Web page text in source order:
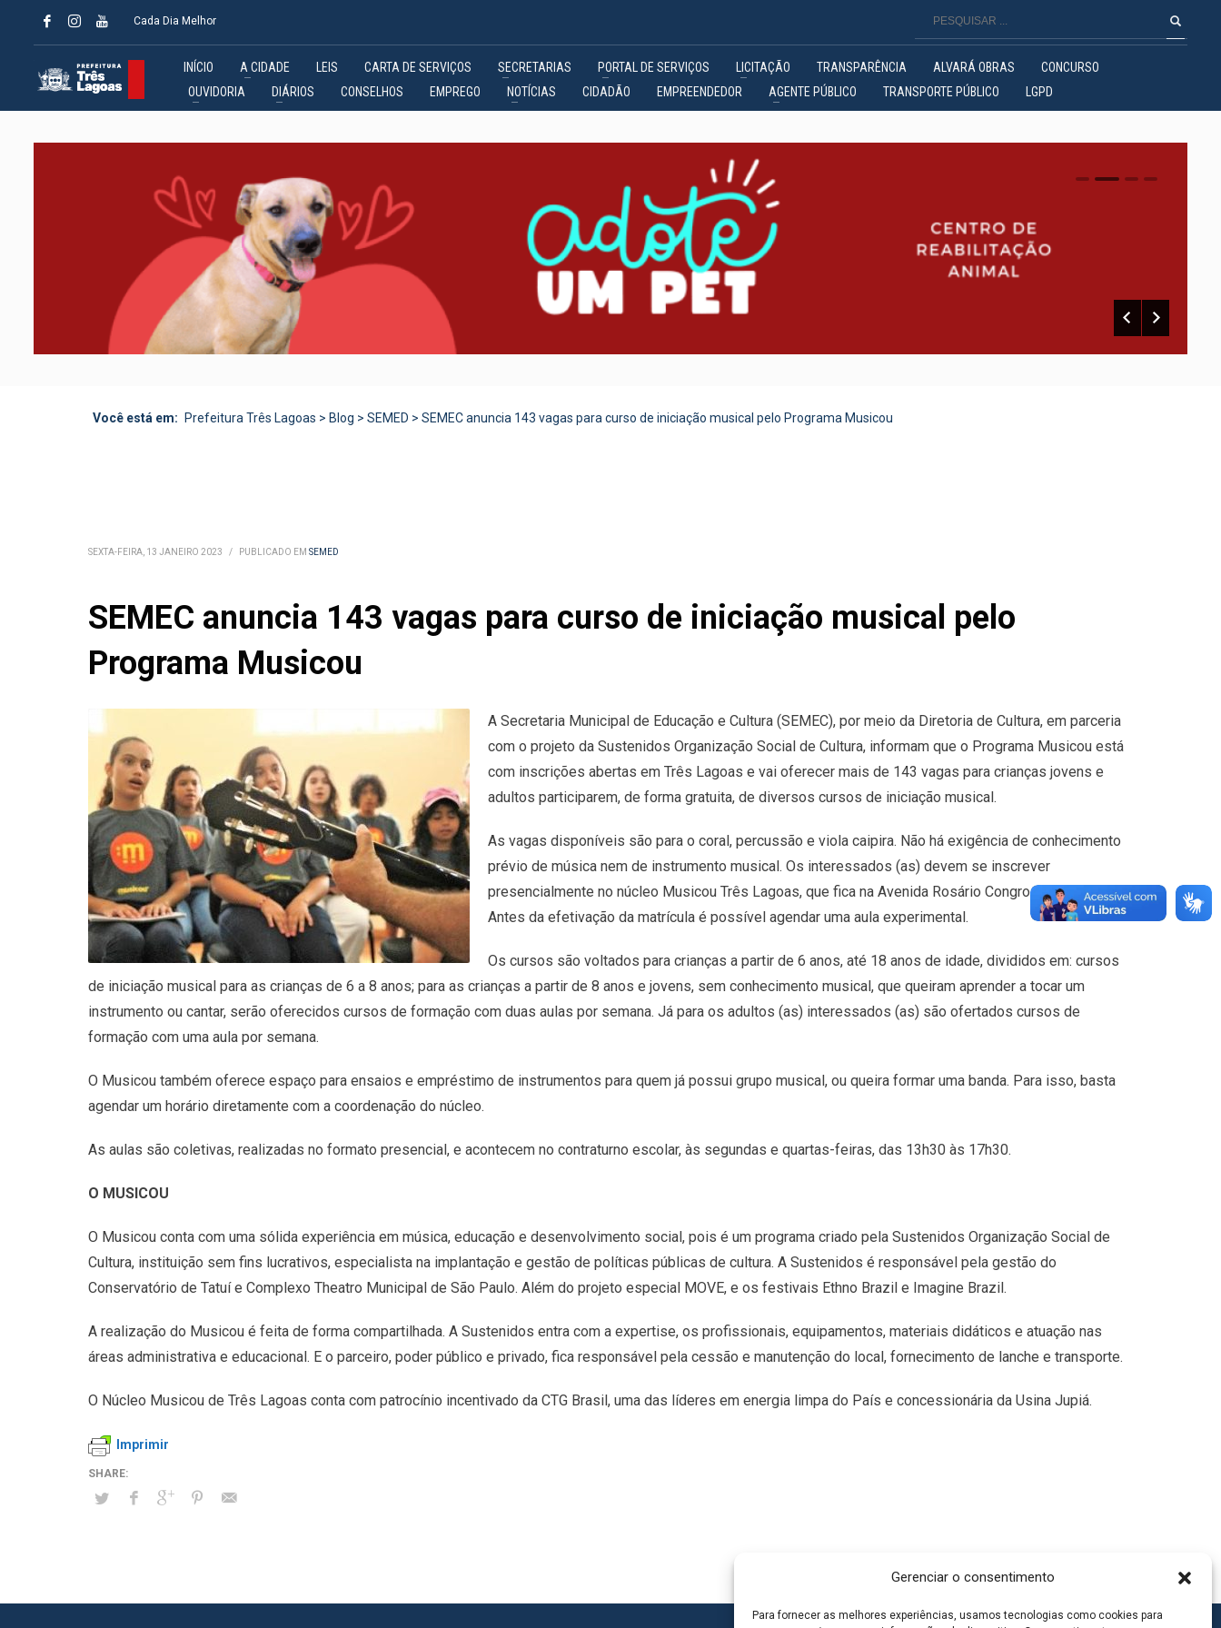
Gerenciar o consentimento
Para fornecer as melhores experiências, usamos tecnologias como cookies para
Cada Dia Melhor
INÍCIO A CIDADE LEIS CARTA DE SERVIÇOS SECRETARIAS PORTAL DE SERVIÇOS LICITAÇÃO TRANSPARÊNCIA ALVARÁ OBRAS
CONCURSO
OUVIDORIA
DIÁRIOS CONSELHOS EMPREGO NOTÍCIAS CIDADÃO EMPREENDEDOR AGENTE PÚBLICO TRANSPORTE PÚBLICO LGPD
0 1 2
Você está em: Prefeitura Três Lagoas > Blog > SEMED > SEMEC anuncia 143 vagas para curso de iniciação musical pelo Programa Musicou
SEXTA-FEIRA, 13 JANEIRO 2023 / PUBLICADO EM SEMED
SEMEC anuncia 143 vagas para curso de iniciação musical pelo
Programa Musicou
A Secretaria Municipal de Educação e Cultura (SEMEC), por meio da Diretoria de Cultura, em parceria
com o projeto da Sustenidos Organização Social de Cultura, informam que o Programa Musicou está
com inscrições abertas em Três Lagoas e vai oferecer mais de 143 vagas para crianças jovens e
adultos participarem, de forma gratuita, de diversos cursos de iniciação musical.
As vagas disponíveis são para o coral, percussão e viola caipira. Não há exigência de conhecimento
prévio de música nem de instrumento musical. Os interessados (as) devem se inscrever
presencialmente no núcleo Musicou Três Lagoas, que fica na Avenida Rosário Congro, 560, Centro.
Antes da efetivação da matrícula é possível agendar uma aula experimental.
Os cursos são voltados para crianças a partir de 6 anos, até 18 anos de idade, divididos em: cursos
de iniciação musical para as crianças de 6 a 8 anos; para as crianças a partir de 8 anos e jovens, sem conhecimento musical, que queiram aprender a tocar um
instrumento ou cantar, serão oferecidos cursos de formação com duas aulas por semana. Já para os adultos (as) interessados (as) são ofertados cursos de
formação com uma aula por semana.
O Musicou também oferece espaço para ensaios e empréstimo de instrumentos para quem já possui grupo musical, ou queira formar uma banda. Para isso, basta
agendar um horário diretamente com a coordenação do núcleo.
As aulas são coletivas, realizadas no formato presencial, e acontecem no contraturno escolar, às segundas e quartas-feiras, das 13h30 às 17h30.
O MUSICOU
O Musicou conta com uma sólida experiência em música, educação e desenvolvimento social, pois é um programa criado pela Sustenidos Organização Social de
Cultura, instituição sem fins lucrativos, especialista na implantação e gestão de políticas públicas de cultura. A Sustenidos é responsável pela gestão do
Conservatório de Tatuí e Complexo Theatro Municipal de São Paulo. Além do projeto especial MOVE, e os festivais Ethno Brazil e Imagine Brazil.
A realização do Musicou é feita de forma compartilhada. A Sustenidos entra com a expertise, os profissionais, equipamentos, materiais didáticos e atuação nas
áreas administrativa e educacional. E o parceiro, poder público e privado, fica responsável pela cessão e manutenção do local, fornecimento de lanche e transporte.
O Núcleo Musicou de Três Lagoas conta com patrocínio incentivado da CTG Brasil, uma das líderes em energia limpa do País e concessionária da Usina Jupiá.
Imprimir